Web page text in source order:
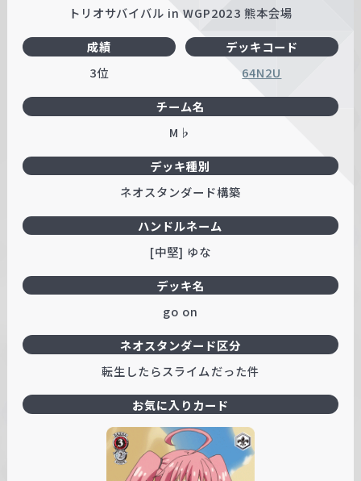
トリオサバイバル in WGP2023 熊本会場
成績
3位
ハンドルネーム
[中堅] ゆな
デッキコード
64N2U
チーム名
M♭
デッキ名
go on
デッキ種別
ネオスタンダード構築
ネオスタンダード区分
転生したらスライムだった件
お気に入りカード